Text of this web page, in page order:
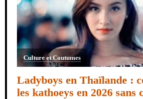
Culture et Coutumes
Ladyboys en Thaïlande :
les kathoeys en 2026 sans